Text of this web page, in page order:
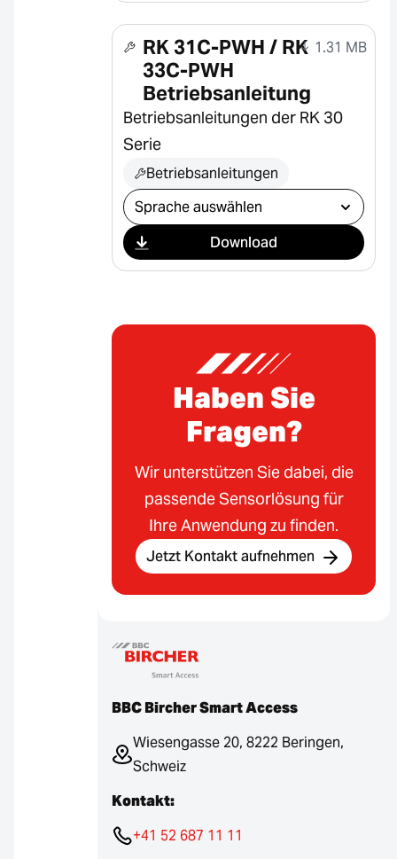
RK 31C-PWH / RK
33C-PWH
Betriebsanleitung
1.31 MB
Betriebsanleitungen der RK 30
Serie
Betriebsanleitungen
Download auswählen
Download
Haben Sie
Fragen?
Wir unterstützen Sie dabei, die
passende Sensorlösung für
Ihre Anwendung zu finden.
Jetzt Kontakt aufnehmen
BBC Bircher Smart Access
Wiesengasse 20, 8222 Beringen,
Schweiz
Kontakt:
+41 52 687 11 11